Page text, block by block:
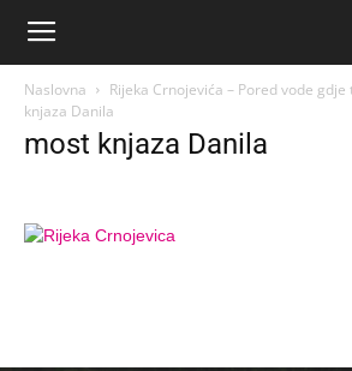
Naslovna Rijeka Crnojevića – Pored vode
knjaza Danila
most knjaza Danila